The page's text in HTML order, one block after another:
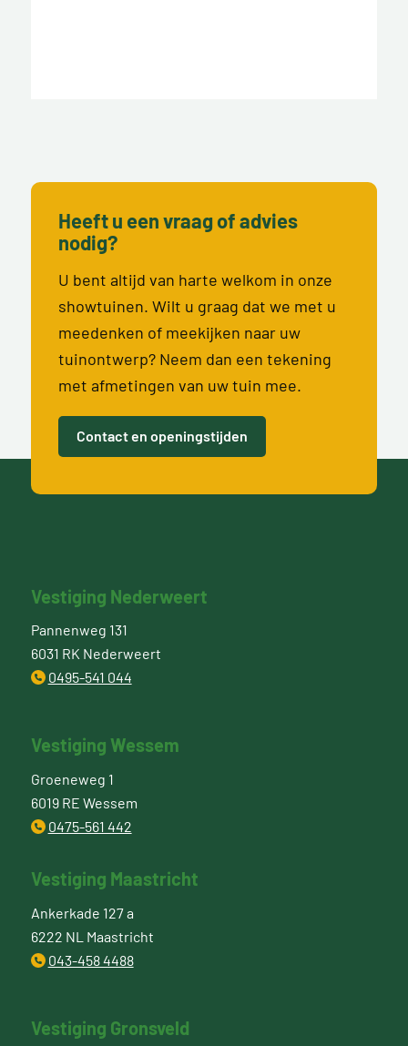
Heeft u een vraag of advies
nodig?
U bent altijd van harte welkom in onze
showtuinen. Wilt u graag dat we met u
meedenken of meekijken naar uw
tuinontwerp? Neem dan een tekening
met afmetingen van uw tuin mee.
Contact en openingstijden
Vestiging Nederweert
Pannenweg 131
6031 RK Nederweert
0495-541 044
Vestiging Wessem
Groeneweg 1
6019 RE Wessem
0475-561 442
Vestiging Maastricht
Ankerkade 127 a
6222 NL Maastricht
043-458 4488
Vestiging Gronsveld